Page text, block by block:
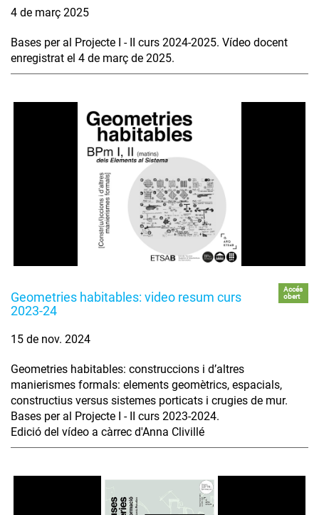
4 de març 2025
Bases per al Projecte I - II curs 2024-2025. Vídeo docent
enregistrat el 4 de març de 2025.
Geometries habitables: video resum curs
2023-24
Accés
obert
15 de nov. 2024
Geometries habitables: construccions i d’altres
manierismes formals: elements geomètrics, espacials,
constructius versus sistemes porticats i crugies de mur.
Bases per al Projecte I - II curs 2023-2024.
Edició del vídeo a càrrec d'Anna Clivillé